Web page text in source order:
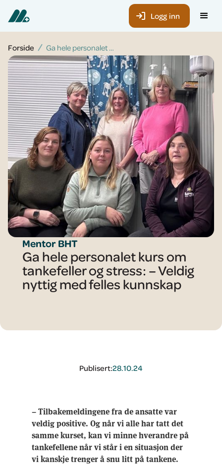
Logg inn
Forside Ga hele personalet kurs om tankefeller og stress: – Veldig nyttig med felles kunnskap
Mentor BHT
Ga hele personalet kurs om
tankefeller og stress: – Veldig
nyttig med felles kunnskap
Publisert:28.10.24
– Tilbakemeldingene fra de ansatte var
veldig positive. Og når vi alle har tatt det
samme kurset, kan vi minne hverandre på
tankefellene når vi står i en situasjon der
vi kanskje trenger å snu litt på tankene.